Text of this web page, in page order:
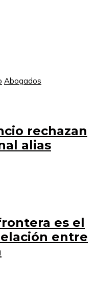
Abogados
rechazan
alias
es el
entre